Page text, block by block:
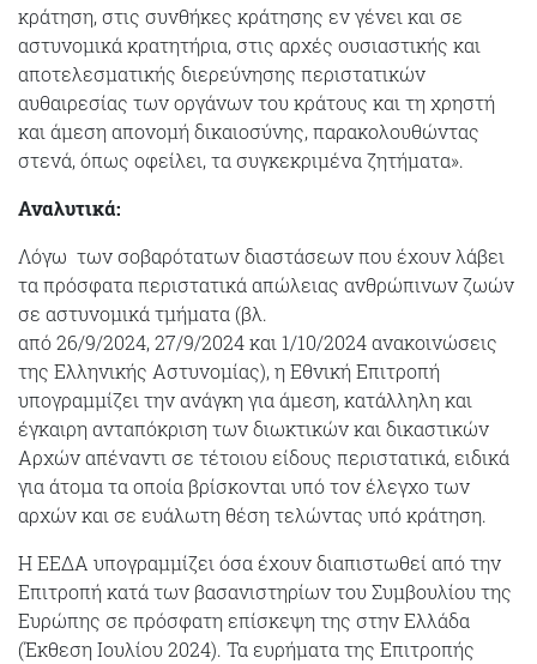
κράτηση, στις συνθήκες κράτησης εν γένει και σε
αστυνομικά κρατητήρια, στις αρχές ουσιαστικής και
αποτελεσματικής διερεύνησης περιστατικών
αυθαιρεσίας των οργάνων του κράτους και τη χρηστή
και άμεση απονομή δικαιοσύνης, παρακολουθώντας
στενά, όπως οφείλει, τα συγκεκριμένα ζητήματα».
Αναλυτικά:
Λόγω των σοβαρότατων διαστάσεων που έχουν λάβει
τα πρόσφατα περιστατικά απώλειας ανθρώπινων ζωών
σε αστυνομικά τμήματα (βλ.
από 26/9/2024, 27/9/2024 και 1/10/2024 ανακοινώσεις
της Ελληνικής Αστυνομίας), η Εθνική Επιτροπή
υπογραμμίζει την ανάγκη για άμεση, κατάλληλη και
έγκαιρη ανταπόκριση των διωκτικών και δικαστικών
Αρχών απέναντι σε τέτοιου είδους περιστατικά, ειδικά
για άτομα τα οποία βρίσκονται υπό τον έλεγχο των
αρχών και σε ευάλωτη θέση τελώντας υπό κράτηση.
Η ΕΕΔΑ υπογραμμίζει όσα έχουν διαπιστωθεί από την
Επιτροπή κατά των βασανιστηρίων του Συμβουλίου της
Ευρώπης σε πρόσφατη επίσκεψη της στην Ελλάδα
(Έκθεση Ιουλίου 2024). Τα ευρήματα της Επιτροπής